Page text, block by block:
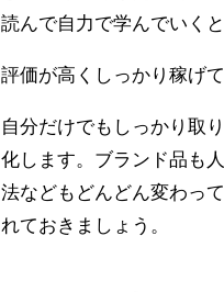
読んで自力で学んでいく
評価が高くしっかり稼げ
自分だけでもしっかり取
化します。ブランド品も
法などもどんどん変わっ
れておきましょう。